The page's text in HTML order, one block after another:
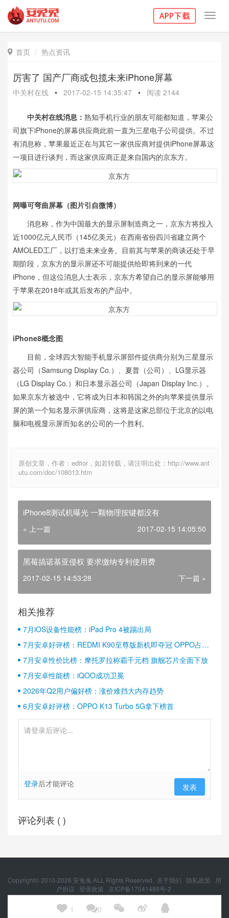
 首页 热点资讯
厉害了 国产厂商或包揽未来iPhone屏幕
中关村在线 • 2017-02-15 14:35:47 • 阅读 2144
中关村在线消息： 熟知手机行业的朋友可能都知道，苹果公
司旗下iPhone的屏幕供应商此前一直为三星电子公司提供。不过
有消息称，苹果最近正在与其它一家供应商对提供iPhone屏幕这
一项目进行谈判，而这家供应商正是来自国内的京东方。
网曝可弯曲屏幕（图片引自微博）
消息称，作为中国最大的显示屏制造商之一，京东方将投入
近1000亿元人民币（145亿美元）在西南省份四川省建立两个
AMOLED工厂，以打造未来业务。目前其与苹果的商谈还处于早
期阶段，京东方的显示屏还不可能提供给即将到来的一代
iPhone，但这位消息人士表示，京东方希望自己的显示屏能够用
于苹果在2018年或其后发布的产品中。
iPhone8概念图
目前，全球四大智能手机显示屏部件提供商分别为三星显示
器公司（Samsung Display Co.）、夏普（公司）、LG显示器
（LG Display Co.）和日本显示器公司（Japan Display Inc.）。
如果京东方被选中，它将成为日本和韩国之外的向苹果提供显示
屏的第一个知名显示屏供应商，这将是这家总部位于北京的以电
脑和电视显示屏而知名的公司的一个胜利。
原创文章，作者：editor，如若转载，请注明出处：http://www.ant
utu.com/doc/108013.htm
 1 0   
iPhone8测试机曝光 一颗物理按键都没有
« 上一篇 2017-02-15 14:05:50
黑莓搞诺基亚侵权 要求缴纳专利使用费
2017-02-15 14:53:28 下一篇 »
相关推荐
7月iOS设备性能榜：iPad Pro 4被踢出局
7月安卓好评榜：REDMI K90至尊版新机即夺冠 OPPO占据
半壁江山
7月安卓性价比榜：摩托罗拉称霸千元档 旗舰芯片全面下放
7月安卓性能榜：iQOO成功卫冕
2026年Q2用户偏好榜：涨价难挡大内存趋势
6月安卓好评榜：OPPO K13 Turbo 5G拿下榜首
登录后才能评论 发表
评论列表 ( )
Copyright© 2010-2026 安兔兔 ALL Rights Reserved. 关于我们 隐私政策
用
户协议
登录政策
京ICP备17041489号-2
京公网安备 11010502054377号